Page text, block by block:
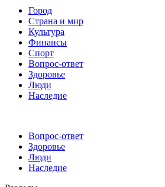
Город
Страна и мир
Культура
Финансы
Спорт
Вопрос-ответ
Здоровье
Люди
Наследие
Вопрос-ответ
Здоровье
Люди
Наследие